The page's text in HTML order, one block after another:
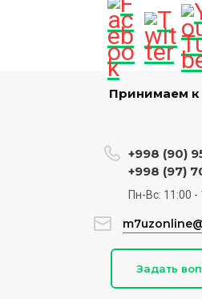
Принимаем к
+998 (90)
+998 (97)
Пн-Вс: 11:00 -
Задать